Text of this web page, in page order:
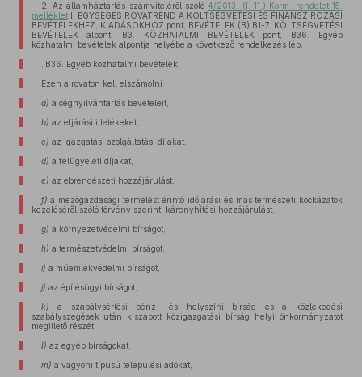
2. Az államháztartás számviteléről szóló4/2013. (I. 11.) Korm. rendelet 15.
mellékletI. EGYSÉGES ROVATREND A KÖLTSÉGVETÉSI ÉS FINANSZÍROZÁSI
BEVÉTELEKHEZ, KIADÁSOKHOZ pont, BEVÉTELEK (B) B1-7. KÖLTSÉGVETÉSI
BEVÉTELEK alpont, B3. KÖZHATALMI BEVÉTELEK pont, B36. Egyéb
közhatalmi bevételek alpontja helyébe a következő rendelkezés lép:
„B36. Egyéb közhatalmi bevételek
Ezen a rovaton kell elszámolni
a) a cégnyilvántartás bevételeit,
b) az eljárási illetékeket,
c) az igazgatási szolgáltatási díjakat,
d) a felügyeleti díjakat,
e) az ebrendészeti hozzájárulást,
f) a mezőgazdasági termelést érintő időjárási és más természeti kockázatok
kezeléséről szóló törvény szerinti kárenyhítési hozzájárulást,
g) a környezetvédelmi bírságot,
h) a természetvédelmi bírságot,
i) a műemlékvédelmi bírságot,
j) az építésügyi bírságot,
k) a szabálysértési pénz- és helyszíni bírság és a közlekedési
szabályszegések után kiszabott közigazgatási bírság helyi önkormányzatot
megillető részét,
l) az egyéb bírságokat,
m) a vagyoni típusú települési adókat,